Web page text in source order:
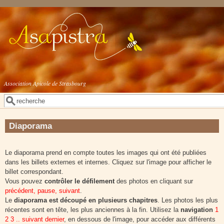
Aller au contenu principal
Association Apicole de Strasbourg
Formulaire de recherche
Rechercher
Diaporama
Le diaporama prend en compte toutes les images qui ont été publiées
dans les billets externes et internes. Cliquez sur l'image pour afficher le
billet correspondant.
Vous pouvez contrôler le défilementdes photos en cliquant sur
précédent, pause, suivant.
Le diaporama est découpé en plusieurs chapitres. Les photos les plus
récentes sont en tête, les plus anciennes à la fin. Utilisez la navigation 1
2 3 .. suivant dernier, en dessous de l'image, pour accéder aux différents